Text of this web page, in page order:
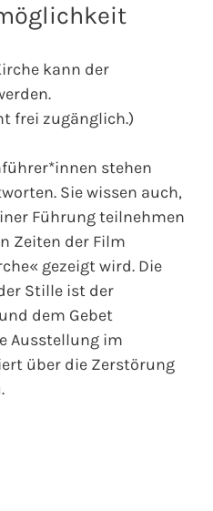
kann der
frei zugänglich.)
stehen
Sie wissen auch,
Führung teilnehmen
Zeiten der Film
gezeigt wird. Die
Stille ist der
dem Gebet
Ausstellung im
über die Zerstörung